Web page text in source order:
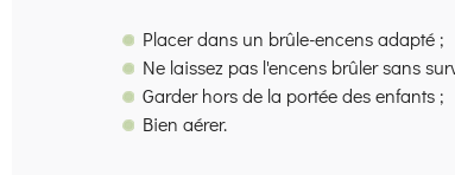
Placer dans un brûle-encens adapté ;
Ne laissez pas l'encens brûler sans
Garder hors de la portée des enfants ;
Bien aérer.